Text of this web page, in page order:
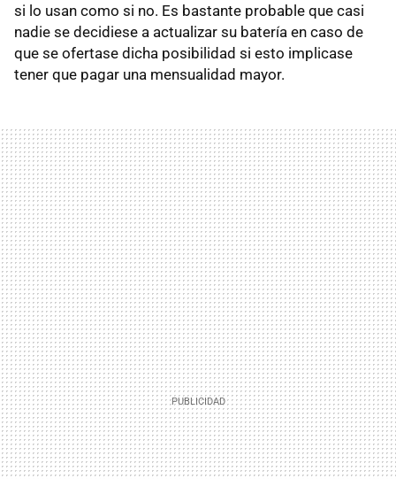
si lo usan como si no. Es bastante probable que casi
nadie se decidiese a actualizar su batería en caso de
que se ofertase dicha posibilidad si esto implicase
tener que pagar una mensualidad mayor.